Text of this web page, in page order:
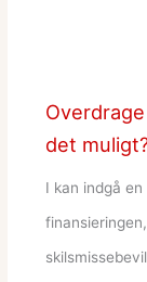
det
I kan indgå